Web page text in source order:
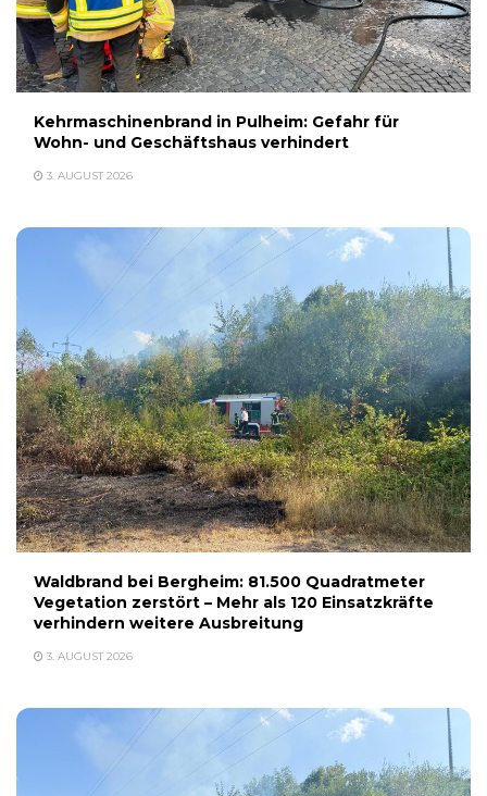
Kehrmaschinenbrand in Pulheim: Gefahr für
Wohn- und Geschäftshaus verhindert
3. AUGUST 2026
Waldbrand bei Bergheim: 81.500 Quadratmeter
Vegetation zerstört – Mehr als 120 Einsatzkräfte
verhindern weitere Ausbreitung
3. AUGUST 2026